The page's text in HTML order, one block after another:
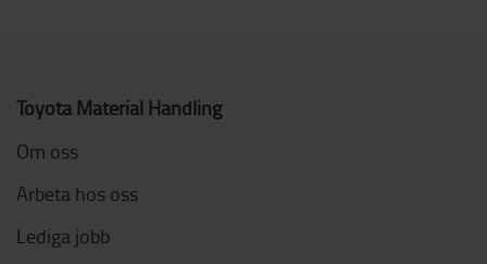
Toyota Material Handling
Om oss
Arbeta hos oss
Lediga jobb